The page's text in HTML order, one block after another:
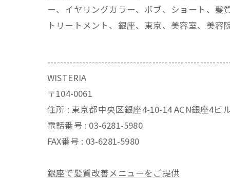
ー、イヤリングカラー、ボブ、ショート、髪
トリートメント、銀座、東京、美容室、美容
WISTERIA
〒104-0061
住所 : 東京都中央区銀座4-10-14 ACN銀座4ビ
電話番号 : 03-6281-5980
FAX番号 : 03-6281-5980
銀座で髪質改善メニューをご提供